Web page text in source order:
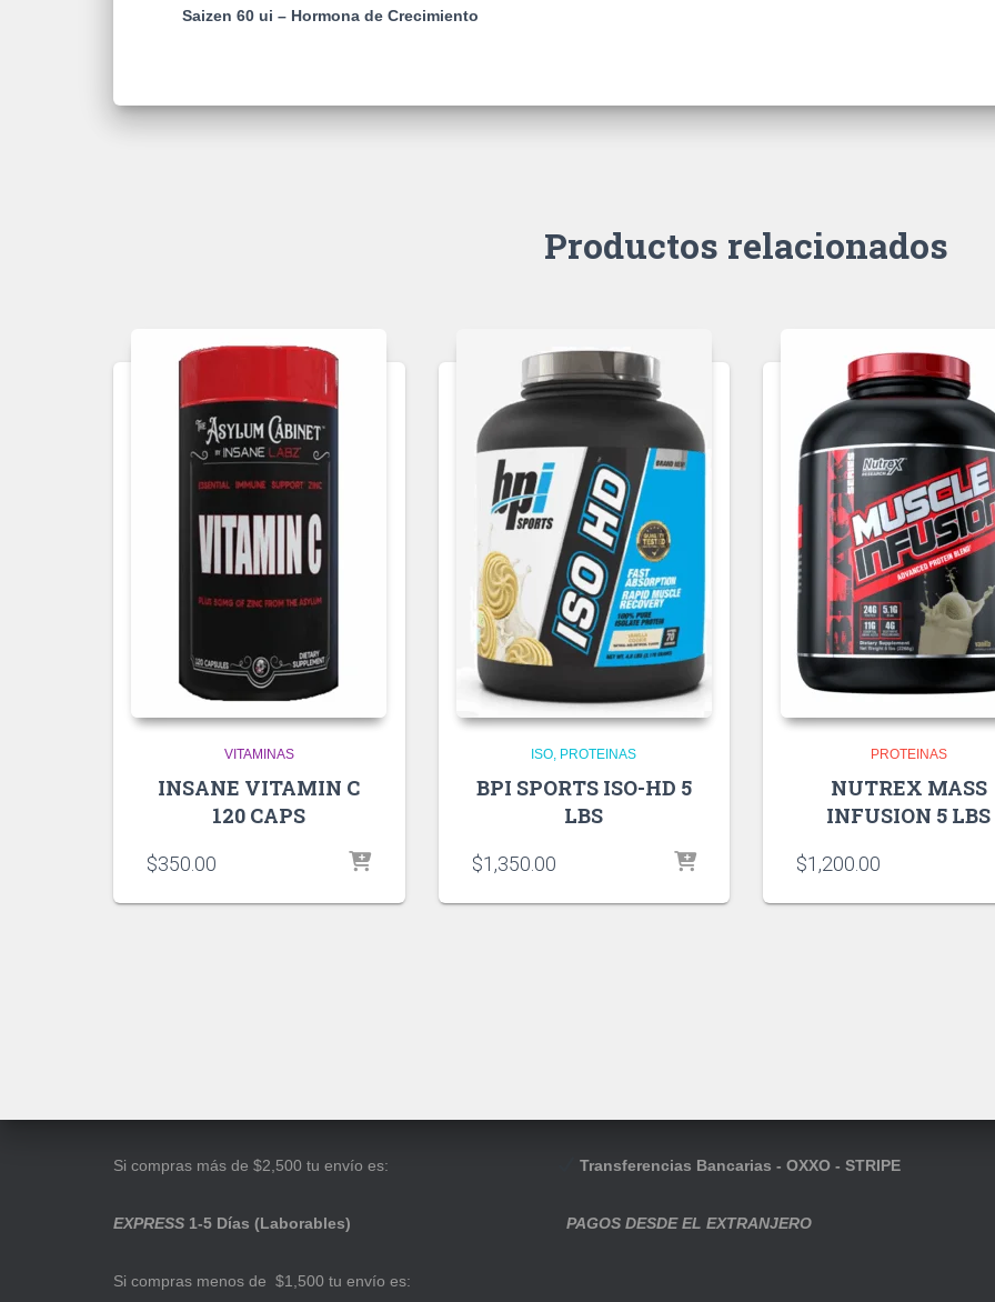
Saizen 60 ui – Hormona de Crecimiento
Productos relacionados
VITAMINAS
INSANE VITAMIN C
120 CAPS
$350.00
ISO PROTEINAS
BPI SPORTS ISO-HD 5
LBS
$1,350.00
PROTEINAS
NUTREX MASS
INFUSION 5 LBS
$1,200.00
Si compras más de $2,500 tu envío es:
EXPRESS 1-5 Días (Laborables)
Si compras menos de $1,500 tu envío es:
Transferencias Bancarias - OXXO - STRIPE
PAGOS DESDE EL EXTRANJERO